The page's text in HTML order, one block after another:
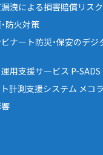
洩による損害賠償リス
防火対策
ナート防災・保安のデジ
用支援サービス P-SADS
計測支援システム メコ